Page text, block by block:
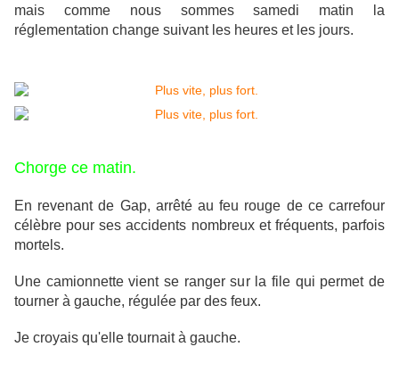
mais comme nous sommes samedi matin la
réglementation change suivant les heures et les jours.
Chorge ce matin.
En revenant de Gap, arrêté au feu rouge de ce carrefour
célèbre pour ses accidents nombreux et fréquents, parfois
mortels.
Une camionnette vient se ranger sur la file qui permet de
tourner à gauche, régulée par des feux.
Je croyais qu'elle tournait à gauche.